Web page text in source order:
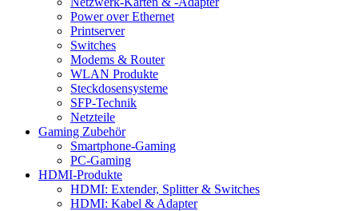
Power over Ethernet
Printserver
Switches
Modems & Router
WLAN Produkte
Steckdosensysteme
SFP-Technik
Netzteile
Gaming Zubehör
Smartphone-Gaming
PC-Gaming
HDMI-Produkte
HDMI: Extender, Splitter & Switches
HDMI: Kabel & Adapter